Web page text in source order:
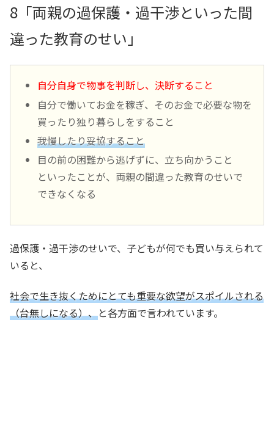
8「両親の過保護・過干渉といった間
違った教育のせい」
自分自身で物事を判断し、決断すること
自分で働いてお金を稼ぎ、そのお金で必要な物を
買ったり独り暮らしをすること
我慢したり妥協すること
目の前の困難から逃げずに、立ち向かうこと
といったことが、両親の間違った教育のせいで
できなくなる
過保護・過干渉のせいで、子どもが何でも買い与えられて
いると、
社会で生き抜くためにとても重要な欲望がスポイルされる
（台無しになる）、と各方面で言われています。